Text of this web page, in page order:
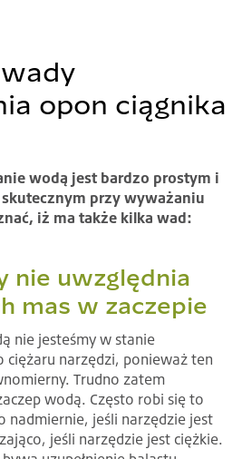
opon ciągnika
wodą jest bardzo prostym i
przy wyważaniu
iż ma także kilka wad:
nie uwzględnia
mas w zaczepie
nie jesteśmy w stanie
ciężaru narzędzi, ponieważ ten
Trudno zatem
wodą. Często robi się to
nadmiernie, jeśli narzędzie jest
jeśli narzędzie jest ciężkie.